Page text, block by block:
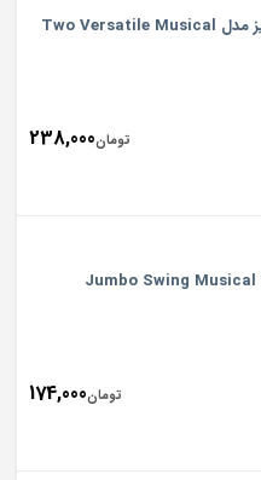
تاب بازی زرین تویز مدل Two Versatile Musical
تومان238,000
تومان174,000